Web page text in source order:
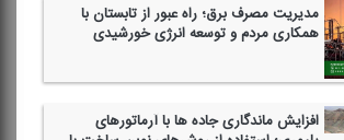
مدیریت مصرف برق؛ راه عبور از تابستان با
همكاری مردم و توسعه انرژی خورشیدی
افزایش ماندگاری جاده ها با آرماتورهای